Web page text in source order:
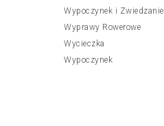
Wypoczynek i Zwiedzanie
Wyprawy Rowerowe
Wycieczka
Wypoczynek